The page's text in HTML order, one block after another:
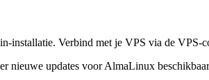
Verbind met je VPS via de VPS-
nieuwe updates voor AlmaLinux